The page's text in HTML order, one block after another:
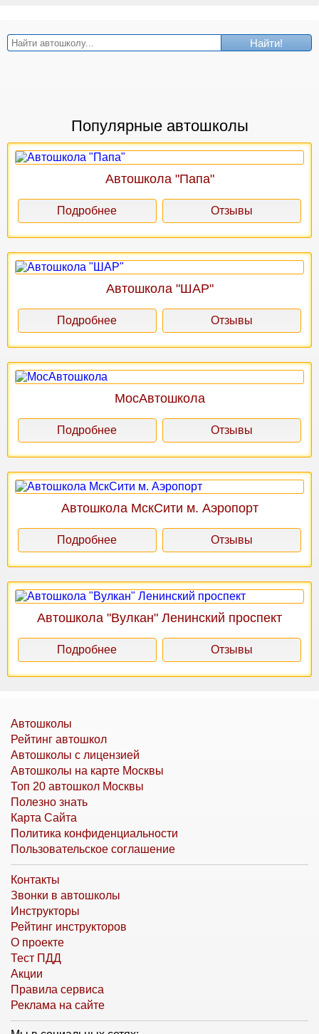
Найти!
Популярные автошколы
Автошкола "Папа"
Подробнее Отзывы
Автошкола "ШАР"
Подробнее Отзывы
МосАвтошкола
Подробнее Отзывы
Автошкола МскСити м. Аэропорт
Подробнее Отзывы
Автошкола "Вулкан" Ленинский проспект
Подробнее Отзывы
Автошколы
Рейтинг автошкол
Автошколы с лицензией
Автошколы на карте Москвы
Топ 20 автошкол Москвы
Полезно знать
Карта Сайта
Политика конфиденциальности
Пользовательское соглашение
Контакты
Звонки в автошколы
Инструкторы
Рейтинг инструкторов
О проекте
Тест ПДД
Акции
Правила сервиса
Реклама на сайте